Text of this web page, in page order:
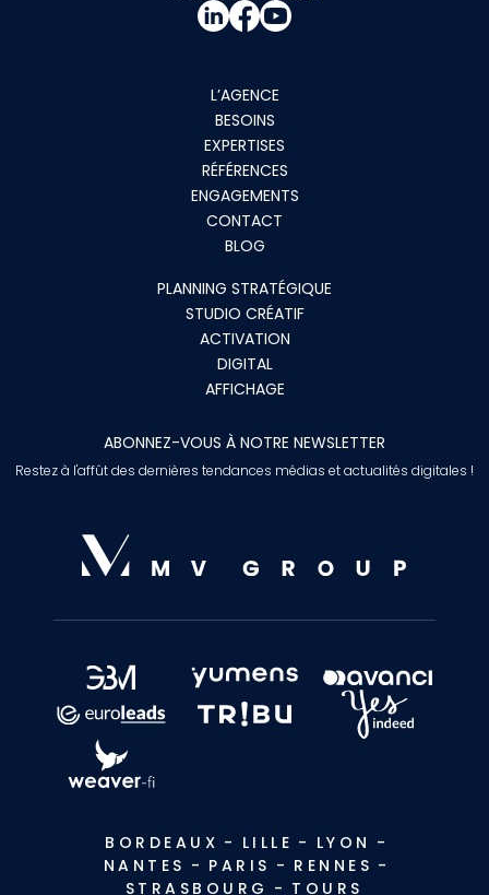
L’AGENCE
BESOINS
EXPERTISES
RÉFÉRENCES
ENGAGEMENTS
CONTACT
BLOG
PLANNING STRATÉGIQUE
STUDIO CRÉATIF
ACTIVATION
DIGITAL
AFFICHAGE
ABONNEZ-VOUS À NOTRE NEWSLETTER
Restez à l'affût des dernières tendances médias et actualités digitales !
BORDEAUX - LILLE - LYON -
NANTES - PARIS - RENNES -
STRASBOURG - TOURS